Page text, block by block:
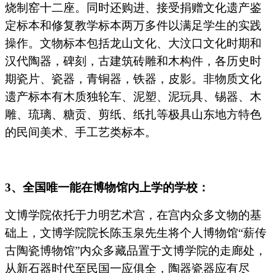
烧制窑十二座。同时还购进、接受捐赠文化遗产鉴
定标本和修复教学标本两万多件以满足学生的实践
操作。文物标本包括龙山文化、大汶口文化时期和
汉代陶器，碑刻，古建筑砖雕和木构件，各历史时
期瓷片、瓷器，青铜器，铁器，皮影。非物质文化
遗产标本有木质独轮车、泥塑、泥玩具、锡器、木
雕、琉璃、糖贡、剪纸、纸扎等极具山东地方特色
的民间美术、手工艺类标本。
3、全国唯一能在博物馆内上学的学校：
文博学院依托于力明艺术宫，在宫内众多文物的基
础上，文博学院院长陈玉泉先生将个人博物馆“薪传
古陶瓷博物馆”内众多藏品置于文博学院的走廊处，
从新石器时代至民国一应俱全，陶器瓷器应有尽